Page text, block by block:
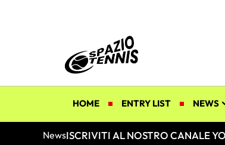
HOME ENTRY LIST NEWS
NewsISCRIVITI AL NOSTRO CANALE